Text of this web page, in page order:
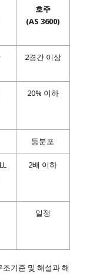
호주
(AS 3600)
2경간 이상
20% 이하
등분포
2배 이하
일정
기준 및 해설과 해